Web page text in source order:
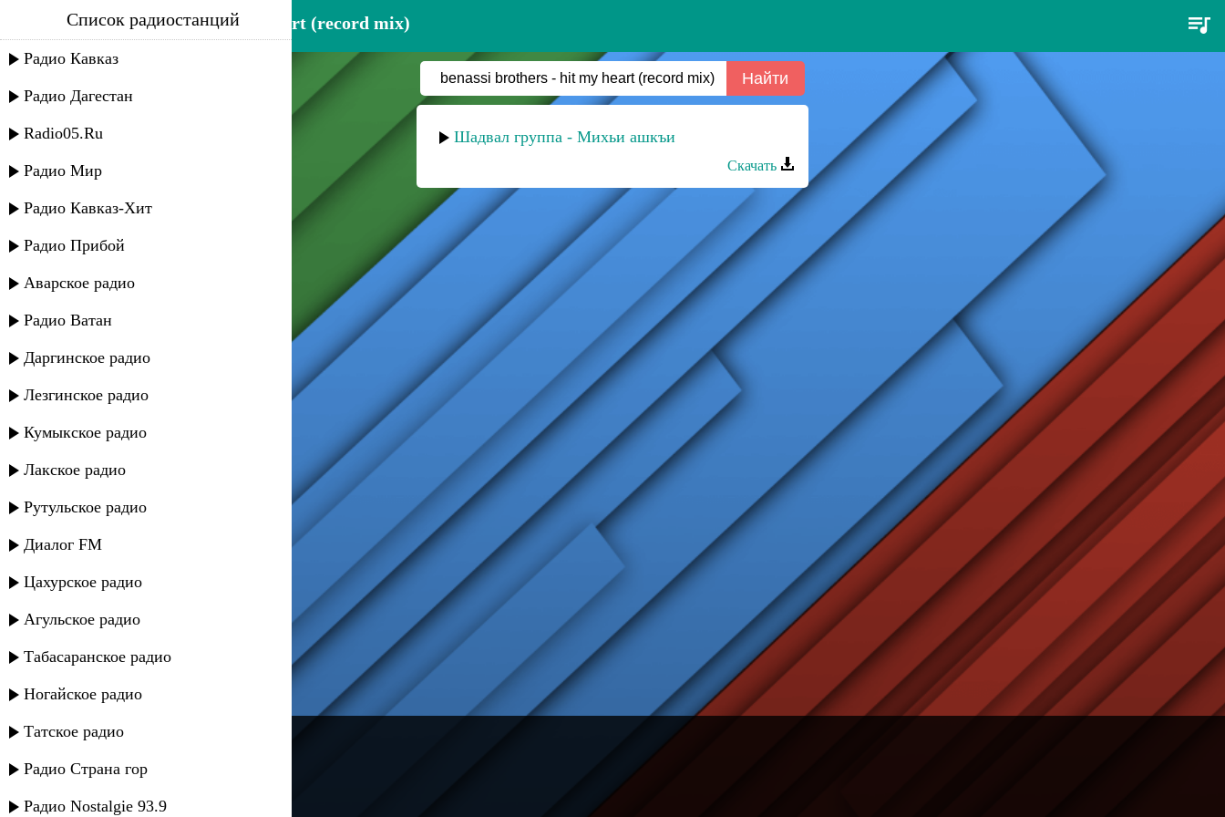
benassi brothers - hit my heart (record mix)
Список радиостанций
Радио Кавказ
Радио Дагестан
Radio05.Ru
Радио Мир
Радио Кавказ-Хит
Радио Прибой
Аварское радио
Радио Ватан
Даргинское радио
Лезгинское радио
Кумыкское радио
Лакское радио
Рутульское радио
Диалог FM
Цахурское радио
Агульское радио
Табасаранское радио
Ногайское радио
Татское радио
Радио Страна гор
Радио Nostalgie 93.9
Шадвал группа - Михьи ашкъи
Скачать
---
Русское радио